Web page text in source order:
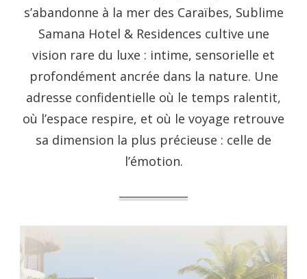
s’abandonne à la mer des Caraïbes, Sublime
Samana Hotel & Residences cultive une
vision rare du luxe : intime, sensorielle et
profondément ancrée dans la nature. Une
adresse confidentielle où le temps ralentit,
où l’espace respire, et où le voyage retrouve
sa dimension la plus précieuse : celle de
l’émotion.